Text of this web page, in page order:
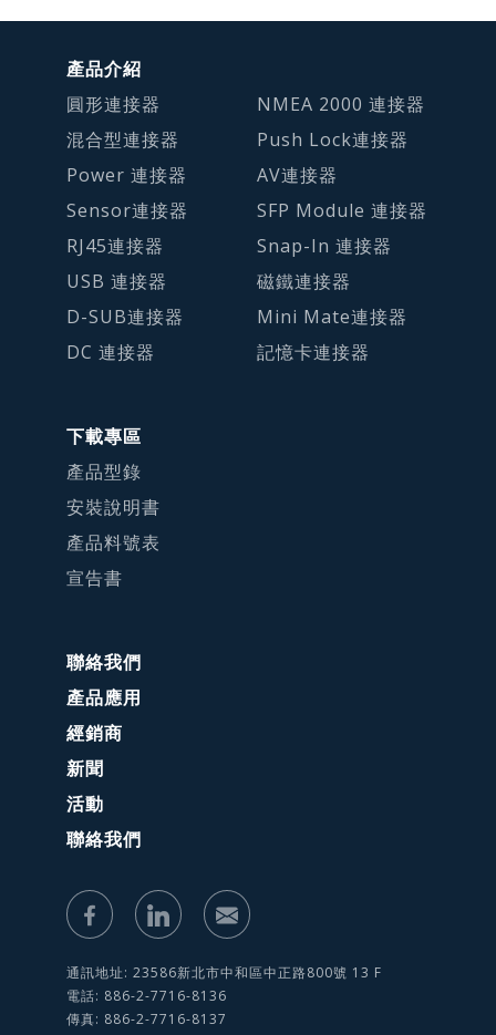
產品介紹
圓形連接器
混合型連接器
Power 連接器
Sensor連接器
RJ45連接器
USB 連接器
D-SUB連接器
DC 連接器
NMEA 2000 連接器
Push Lock連接器
AV連接器
SFP Module 連接器
Snap-In 連接器
磁鐵連接器
Mini Mate連接器
記憶卡連接器
下載專區
產品型錄
安裝說明書
產品料號表
宣告書
聯絡我們
產品應用
經銷商
新聞
活動
聯絡我們
通訊地址: 23586新北市中和區中正路800號 13 F
電話: 886-2-7716-8136
傳真: 886-2-7716-8137